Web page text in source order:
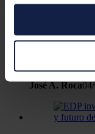
momento desde
el Menú de
Si lo permite,
Recopilar
geográfica
Identificar
La
pero
marcada
José A. Roca